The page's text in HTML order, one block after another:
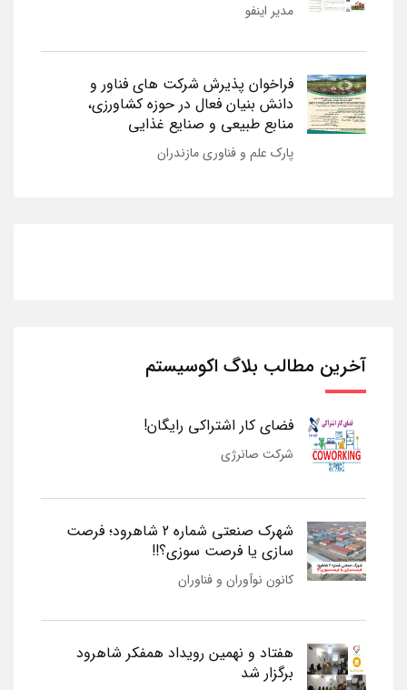
مدیر اینفو
فراخوان پذیرش شرکت های فناور و
دانش بنیان فعال در حوزه کشاورزی،
منابع طبیعی و صنایع غذایی
پارک علم و فناوری مازندران
آخرین مطالب بلاگ اکوسیستم
فضای کار اشتراکی رایگان!
شرکت صانرژی
شهرک صنعتی شماره 2 شاهرود؛ فرصت
سازی یا فرصت سوزی؟!!
کانون نوآوران و فناوران
هفتاد و نهمین رویداد همفکر شاهرود
برگزار شد